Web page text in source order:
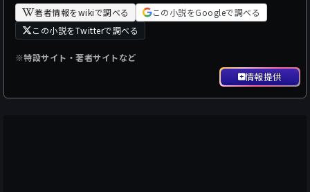
著者情報をwikiで調べる
この小説をGoogleで調べる
この小説をTwitterで調べる
※特設サイト・著者サイトなど
情報提供